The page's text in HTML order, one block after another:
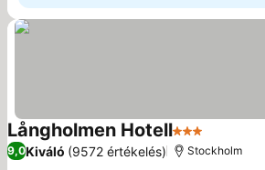
Långholmen Hotell3 Kategória
9,0Kiváló (9572 értékelés) Stockholm